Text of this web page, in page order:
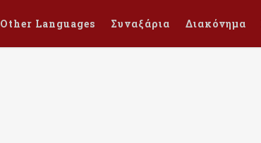
Other Languages Συναξάρια Διακόνημα